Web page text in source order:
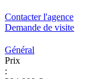
Contacter l'agence
Demande de visite
Général
Prix
: